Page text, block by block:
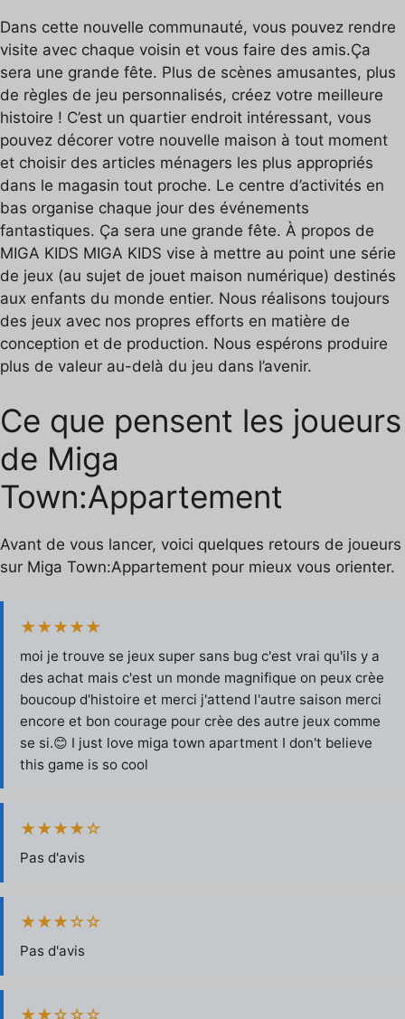
Dans cette nouvelle communauté, vous pouvez rendre
visite avec chaque voisin et vous faire des amis.Ça
sera une grande fête. Plus de scènes amusantes, plus
de règles de jeu personnalisés, créez votre meilleure
histoire ! C’est un quartier endroit intéressant, vous
pouvez décorer votre nouvelle maison à tout moment
et choisir des articles ménagers les plus appropriés
dans le magasin tout proche. Le centre d’activités en
bas organise chaque jour des événements
fantastiques. Ça sera une grande fête. À propos de
MIGA KIDS MIGA KIDS vise à mettre au point une série
de jeux (au sujet de jouet maison numérique) destinés
aux enfants du monde entier. Nous réalisons toujours
des jeux avec nos propres efforts en matière de
conception et de production. Nous espérons produire
plus de valeur au-delà du jeu dans l’avenir.
Ce que pensent les joueurs
de Miga
Town:Appartement
Avant de vous lancer, voici quelques retours de joueurs
sur Miga Town:Appartement pour mieux vous orienter.
★★★★★
moi je trouve se jeux super sans bug c'est vrai qu'ils y a
des achat mais c'est un monde magnifique on peux crèe
boucoup d'histoire et merci j'attend l'autre saison merci
encore et bon courage pour crèe des autre jeux comme
se si.😊 I just love miga town apartment I don't believe
this game is so cool
★★★★☆
Pas d'avis
★★★☆☆
Pas d'avis
★★☆☆☆